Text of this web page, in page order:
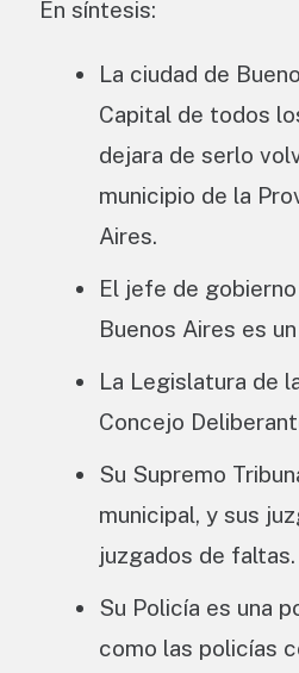
En síntesis:
La ciudad de
Capital de todos
dejara de serlo
municipio de la
Aires.
El jefe de
Buenos Aires es
La Legislatura de
Concejo
Su Supremo
municipal, y sus
juzgados de faltas.
Su Policía es una
como las policías